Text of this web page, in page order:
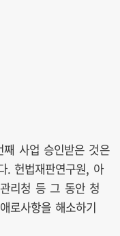
째 사업 승인받은 것은
. 헌법재판연구원, 아
리청 등 그 동안 청
로사항을 해소하기